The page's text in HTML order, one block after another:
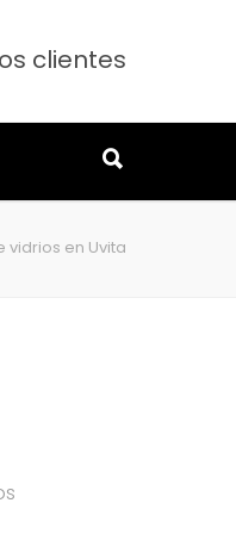
clientes
vidrios en Uvita